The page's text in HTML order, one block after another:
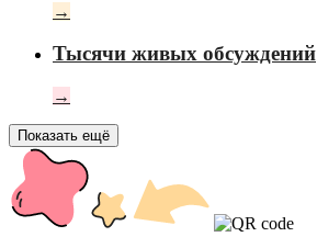
→
Тысячи живых обсуждений
→
Показать ещё